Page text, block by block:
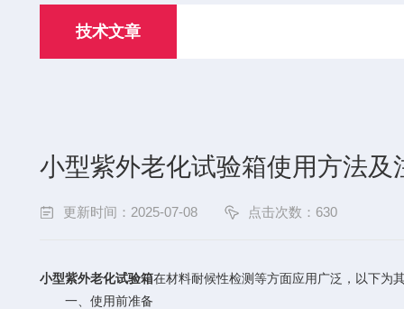
技术文章
小型紫外老化试验箱使用方法及
更新时间：2025-07-08 点击次数：630
小型紫外老化试验箱在材料耐候性检测等方面应用广泛，以下为
一、使用前准备